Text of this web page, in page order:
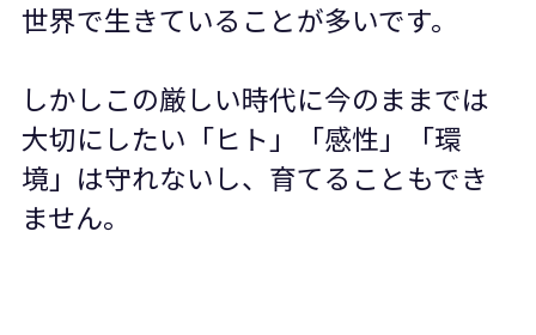
世界で生きていることが多いです。
しかしこの厳しい時代に今のままでは
大切にしたい「ヒト」「感性」「環
境」は守れないし、育てることもでき
ません。